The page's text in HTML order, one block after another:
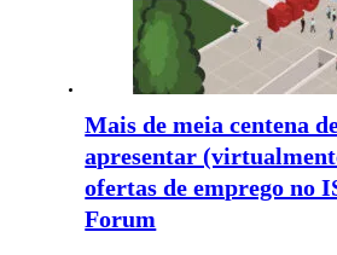
Mais de meia centena
apresentar
ofertas de emprego no
Forum